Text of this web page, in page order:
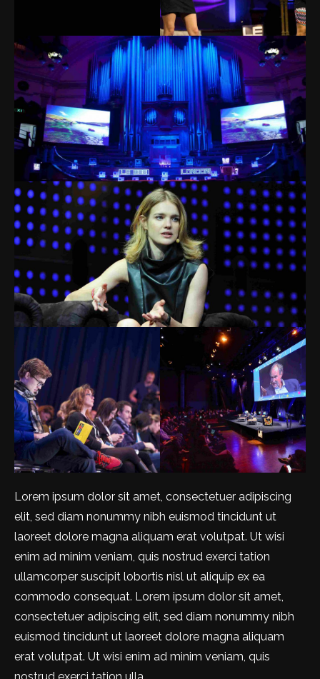
Lorem ipsum dolor sit amet, consectetuer adipiscing
elit, sed diam nonummy nibh euismod tincidunt ut
laoreet dolore magna aliquam erat volutpat. Ut wisi
enim ad minim veniam, quis nostrud exerci tation
ullamcorper suscipit lobortis nisl ut aliquip ex ea
commodo consequat. Lorem ipsum dolor sit amet,
consectetuer adipiscing elit, sed diam nonummy nibh
euismod tincidunt ut laoreet dolore magna aliquam
erat volutpat. Ut wisi enim ad minim veniam, quis